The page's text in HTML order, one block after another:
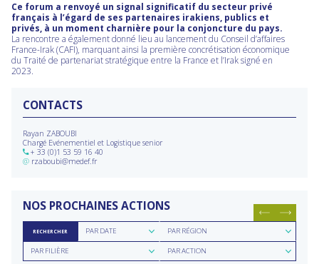
Ce forum a renvoyé un signal significatif du secteur privé
français à l’égard de ses partenaires irakiens, publics et
privés, à un moment charnière pour la conjoncture du pays.
La rencontre a également donné lieu au lancement du Conseil d’affaires
France-Irak (CAFI), marquant ainsi la première concrétisation économique
du Traité de partenariat stratégique entre la France et l’Irak signé en
2023.
CONTACTS
Rayan ZABOUBI
Chargé Evénementiel et Logistique senior
+ 33 (0)1 53 59 16 40
@ rzaboubi@medef.fr
NOS PROCHAINES ACTIONS
RECHERCHER
Rechercher
parPAR DATE
Rechercher
par
région
PAR RÉGION
Rechercher
parPAR FILIÈRE
Rechercher
parPAR ACTION